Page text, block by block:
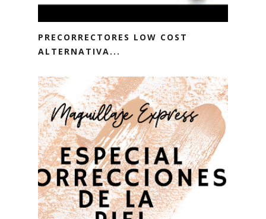
PRECORRECTORES LOW COST
ALTERNATIVA...